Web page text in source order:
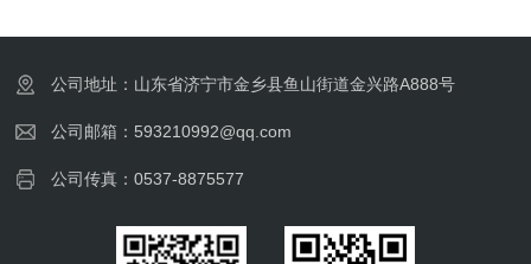
公司地址：山东省济宁市金乡县鱼山街道金兴路A888号
公司邮箱：593210992@qq.com
公司传真：0537-8875577